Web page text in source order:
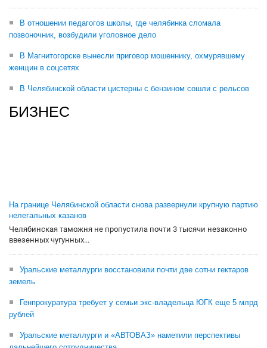
В отношении педагогов школы, где челябинка сломала
позвоночник, возбудили уголовное дело
В Магнитогорске вынесли приговор мошеннику, охмурявшему
женщин в соцсетях
В Челябинской области цистерны с бензином сошли с рельсов
БИЗНЕС
На границе Челябинской области снова развернули крупную партию
нелегальных казанов
Челябинская таможня не пропустила почти 3 тысячи незаконно
ввезенных чугунных...
Уральские металлурги восстановили почти две сотни гектаров
земель
Генпрокуратура требует у семьи экс-владельца ЮГК еще 5 млрд
рублей
Уральские металлурги и «АВТОВАЗ» наметили перспективы